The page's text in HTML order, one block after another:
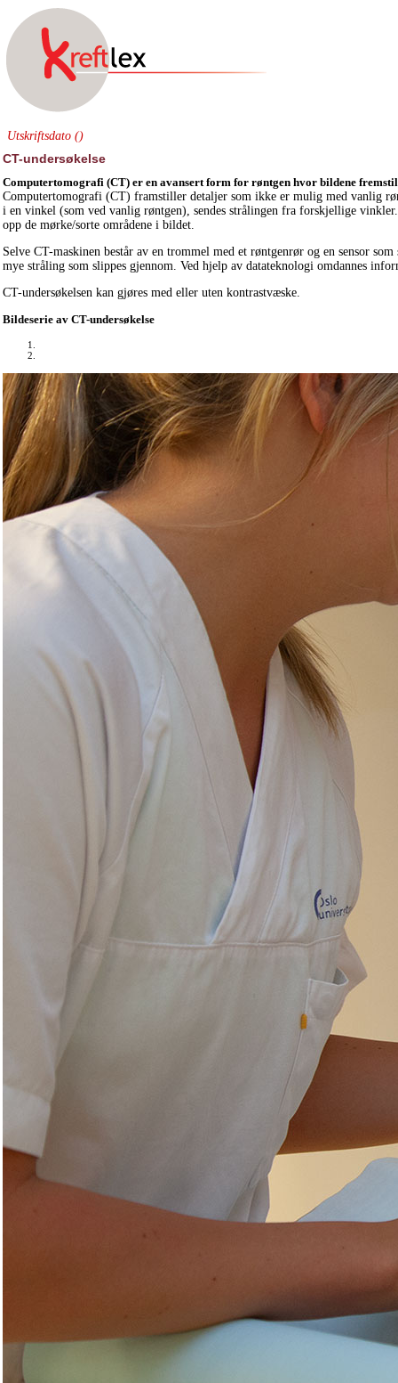
Utskriftsdato ()
CT-undersøkelse
Computertomografi (CT) er en avansert form for røntgen hvor bildene
Computertomografi (CT) framstiller detaljer som ikke er mulig med vanlig
i en vinkel (som ved vanlig røntgen), sendes strålingen fra forskjellige
opp de mørke/sorte områdene i bildet.
Selve CT-maskinen består av en trommel med et røntgenrør og en sensor
mye stråling som slippes gjennom. Ved hjelp av datateknologi omdannes
CT-undersøkelsen kan gjøres med eller uten kontrastvæske.
Bildeserie av CT-undersøkelse